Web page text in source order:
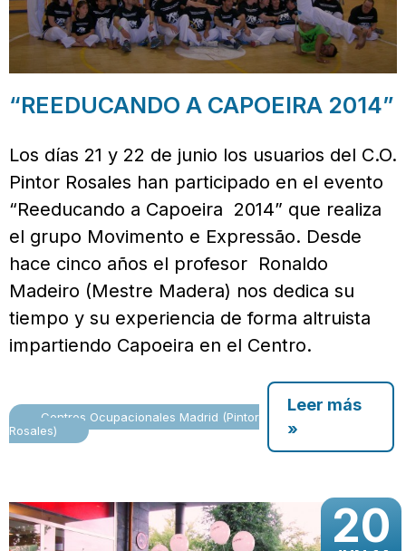
“REEDUCANDO A CAPOEIRA 2014”
Los días 21 y 22 de junio los usuarios del C.O.
Pintor Rosales han participado en el evento
“Reeducando a Capoeira 2014” que realiza
el grupo Movimento e Expressão. Desde
hace cinco años el profesor Ronaldo
Madeiro (Mestre Madera) nos dedica su
tiempo y su experiencia de forma altruista
impartiendo Capoeira en el Centro.
Centros Ocupacionales Madrid (Pintor
Rosales)
Leer más
»
20